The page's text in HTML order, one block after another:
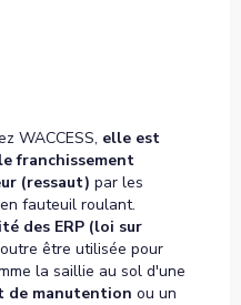
WACCESS, elle est
franchissement
(ressaut) par les
fauteuil roulant.
des ERP (loi sur
être utilisée pour
la saillie au sol d'une
de manutention ou un